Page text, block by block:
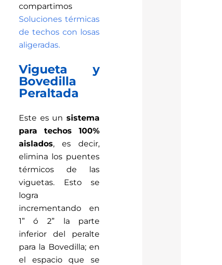
compartimos
Soluciones térmicas
de techos con losas
aligeradas.
Vigueta y
Bovedilla
Peraltada
Este es unsistema
para techos 100%
aislados, es decir,
elimina los puentes
térmicos de las
viguetas. Esto se
logra
incrementando en
1” ó 2” la parte
inferior del peralte
para la Bovedilla; en
el espacio que se